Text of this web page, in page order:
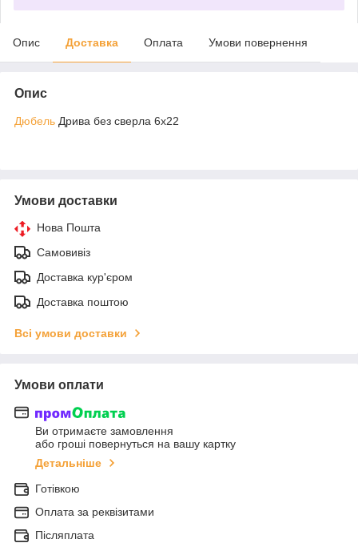
Опис Доставка Оплата Умови повернення
Опис
Дюбель Дрива без сверла 6х22
Умови доставки
Нова Пошта
Самовивіз
Доставка кур'єром
Доставка поштою
Всі умови доставки
Умови оплати
Ви отримаєте замовлення
або гроші повернуться на вашу картку
Детальніше
Готівкою
Оплата за реквізитами
Післяплата